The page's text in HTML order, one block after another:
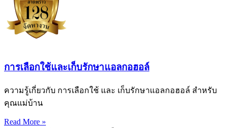
การเลือกใช้และเก็บรักษาแอลกอฮอล์
ความรู้เกี่ยวกับ การเลือกใช้ และ เก็บรักษาแอลกอฮอล์ สำหรับ
คุณแม่บ้าน
Read More »